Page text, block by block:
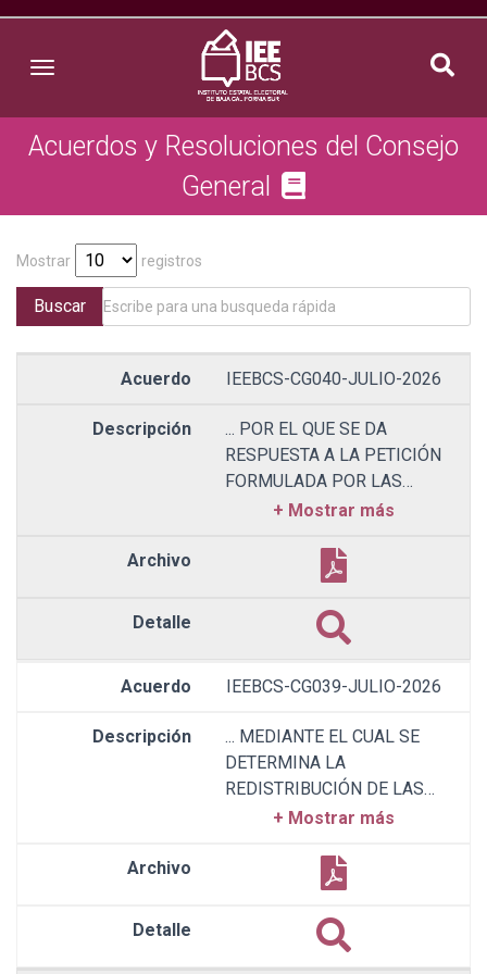
Toggle navigation
Acuerdos y Resoluciones del Consejo
General
Mostrar registros
Buscar
IEEBCS-CG040-JULIO-2026
... POR EL QUE SE DA
RESPUESTA A LA PETICIÓN
FORMULADA POR LAS
CIUDADANAS MIRNA
HIGUERA, MARINA
GARMENDIA GÓMEZ,
NANCY GARZA VEGA Y
ALMA MARGARITA
OCEGUERA RODRÍGUEZ.
IEEBCS-CG039-JULIO-2026
... MEDIANTE EL CUAL SE
DETERMINA LA
REDISTRIBUCIÓN DE LAS
CIFRAS DEL
PÚBLICO PARA EL
SOSTENIMIENTO DE
ACTIVIDADES ORDINARIAS
PERMANENTES,